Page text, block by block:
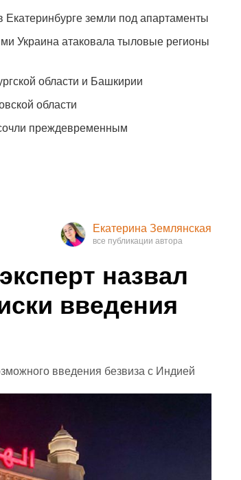
земли под апартаменты
Украина атаковала тыловые регионы
области и Башкирии
области
преждевременным
Екатерина Землянская
назвал
введения
введения безвиза с Индией